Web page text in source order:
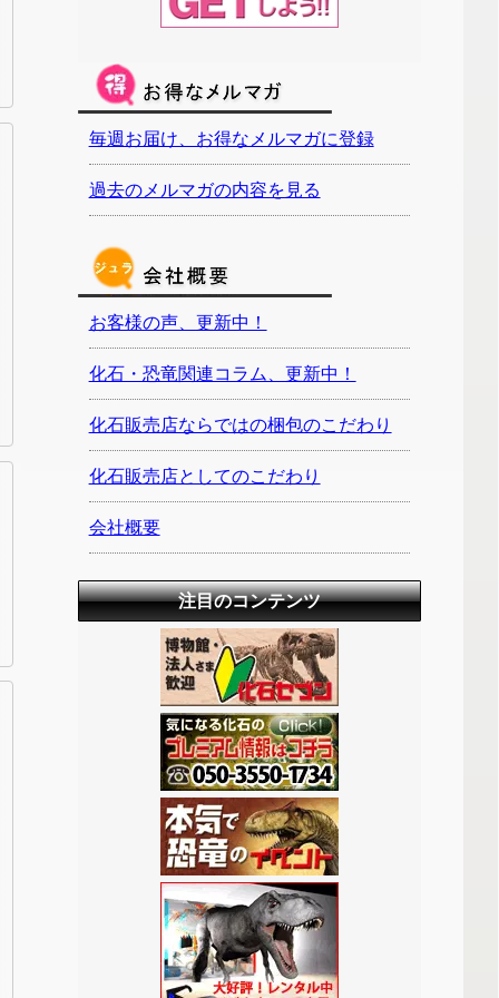
毎週お届け、お得なメルマガに登録
過去のメルマガの内容を見る
お客様の声、更新中！
化石・恐竜関連コラム、更新中！
化石販売店ならではの梱包のこだわり
化石販売店としてのこだわり
会社概要
注目のコンテンツ